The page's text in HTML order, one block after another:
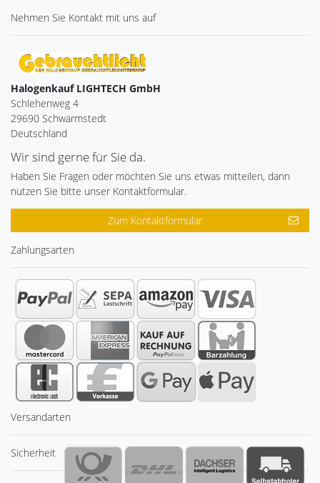
Nehmen Sie Kontakt mit uns auf
Halogenkauf LIGHTECH GmbH
Schlehenweg 4
29690 Schwarmstedt
Deutschland
Wir sind gerne für Sie da.
Haben Sie Fragen oder möchten Sie uns etwas mitteilen, dann
nutzen Sie bitte unser Kontaktformular.
Zum Kontaktformular
Zahlungsarten
Versandarten
Sicherheit